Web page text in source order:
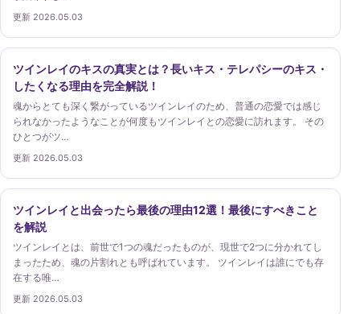
更新 2026.05.03
ツインレイのキスの真実とは？長いキス・テレパシーのキス・
したくなる理由を完全解説！
魂からとても深く繋がっているツインレイのため、普通の恋愛では感じ
られなかったようなことが何度もツインレイとの恋愛に訪れます。 その
ひとつがツ…
更新 2026.05.03
ツインレイと出会ったら最後の理由12選！最後にすべきこと
を解説
ツインレイとは、前世で1つの魂だったものが、現世で2つに分かれてし
まったため、魂の片割れとも呼ばれています。 ツインレイは誰にでも存
在する唯…
更新 2026.05.03